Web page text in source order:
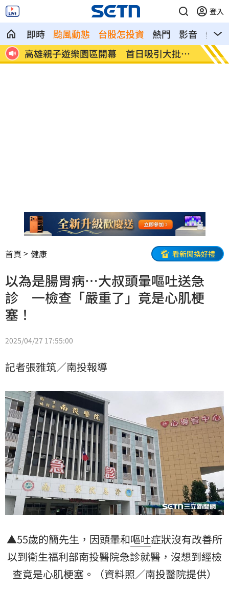
登入
即時 颱風動態 台股怎投資 熱門 影音
熱搜
高雄親子遊樂園區開幕 首日吸引大批人
潮
突破
會
首頁 健康 看新聞換好禮
以為是腸胃病…大叔頭暈嘔吐送急
診 一檢查「嚴重了」竟是心肌梗
塞！
2025/04/27 17:55:00
記者張雅筑／南投報導
▲55歲的簡先生，因頭暈和嘔吐症狀沒有改善所
以到衛生福利部南投醫院急診就醫，沒想到經檢
查竟是心肌梗塞。（資料照／南投醫院提供）